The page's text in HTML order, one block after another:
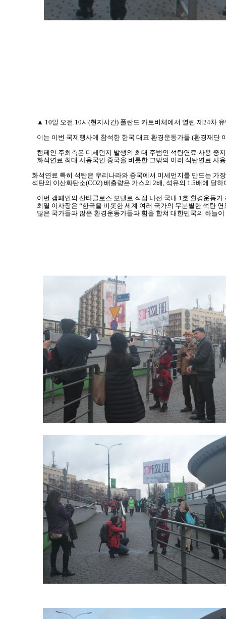
▲ 10일 오전 10시(현지시간) 폴란드 카토비체에서 열린 제24차
이는 이번 국제행사에 참석한 한국 대표 환경운동가들(환경재단
캠페인 주최측은 미세먼지 발생의 최대 주범인 석탄연료 사용 중
화석연료 최대 사용국인 중국을 비롯한 그밖의 여러 석탄연료 사
화석연료 특히 석탄은 우리나라와 중국에서 미세먼지를 만드는 가
석탄의 이산화탄소(CO2) 배출량은 가스의 2배, 석유의 1.5배에 달하
이번 캠페인의 산타클로스 모델로 직접 나선 국내 1호 환경운동가
최열 이사장은 “한국을 비롯한 세계 여러 국가의 무분별한 석탄
많은 국가들과 많은 환경운동가들과 힘을 합쳐 대한민국의 하늘